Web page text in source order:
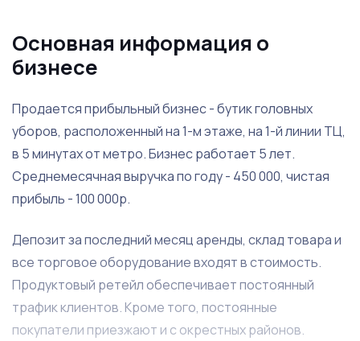
Основная информация о
бизнесе
Продается прибыльный бизнес - бутик головных
уборов, расположенный на 1-м этаже, на 1-й линии ТЦ,
в 5 минутах от метро. Бизнес работает 5 лет.
Среднемесячная выручка по году - 450 000, чистая
прибыль - 100 000р.
Депозит за последний месяц аренды, склад товара и
все торговое оборудование входят в стоимость.
Продуктовый ретейл обеспечивает постоянный
трафик клиентов. Кроме того, постоянные
покупатели приезжают и с окрестных районов.